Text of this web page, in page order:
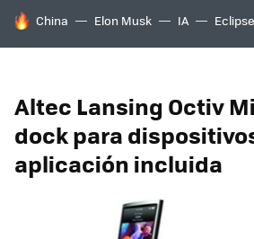
HOY SE HABLA DE
China Elon Musk IA Eclipse
Altec Lansing Octiv
dock para
aplicación incluida